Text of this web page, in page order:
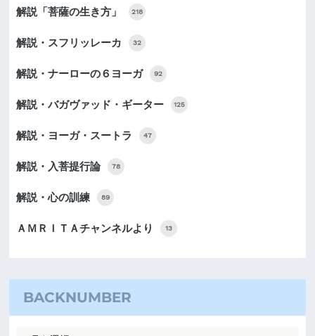
解説「菩薩の生き方」 218
解説・スフリッレーカ 32
解説・ナーローの６ヨーガ 92
解説・バガヴァッド・ギーター 125
解説・ヨーガ・スートラ 47
解説・入菩提行論 78
解説・心の訓練 89
ＡＭＲＩＴＡチャンネルより 13
BACKNUMBER